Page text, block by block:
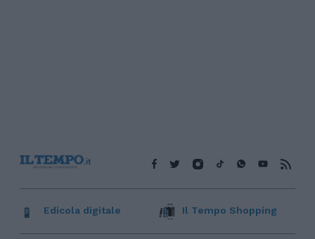
Edicola digitale Il Tempo Shopping